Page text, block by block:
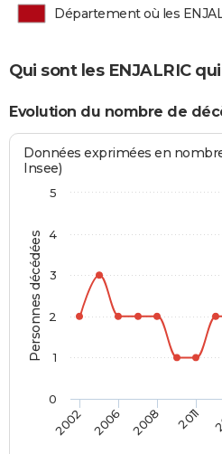
Département où les
Qui sont les ENJALRIC
Evolution du nombre de
Personnes décédées
Données exprimées en
Insee)
2002 2006 2008 2011
0
1
2
3
4
5